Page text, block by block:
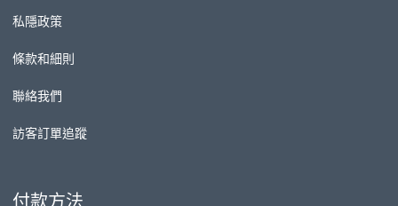
私隱政策
條款和細則
聯絡我們
訪客訂單追蹤
付款方法